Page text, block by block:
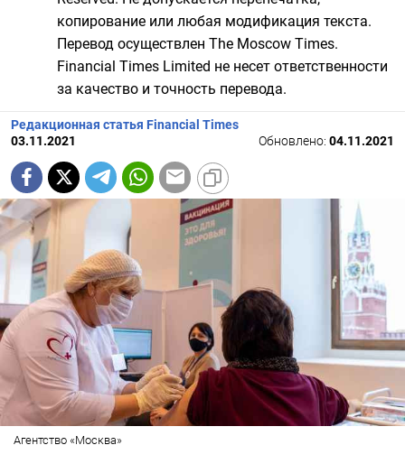
копирование или любая модификация текста.
Перевод осуществлен The Moscow Times.
Financial Times Limited не несет ответственности
за качество и точность перевода.
Редакционная статья Financial Times
03.11.2021
Обновлено: 04.11.2021
Агентство «Москва»